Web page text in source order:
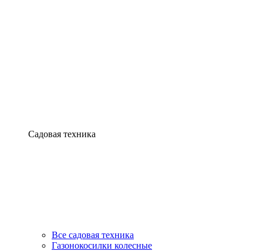
Садовая техника
Все садовая техника
Газонокосилки колесные